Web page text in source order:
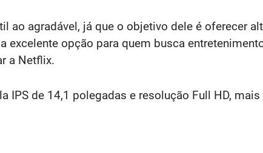
ao agradável, já que o objetivo dele é oferecer
opção para quem busca
a Netflix.
de 14,1 polegadas e resolução Full HD,